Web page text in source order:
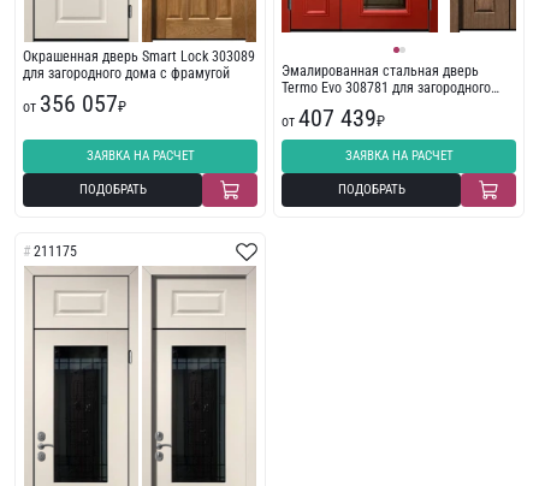
Окрашенная дверь Smart Lock 303089
для загородного дома с фрамугой
от 356 057₽
ЗАЯВКА НА РАСЧЕТ
ПОДОБРАТЬ
Эмалированная стальная дверь
Termo Evo 308781 для загородного
от 407 439₽
ЗАЯВКА НА РАСЧЕТ
ПОДОБРАТЬ
211175